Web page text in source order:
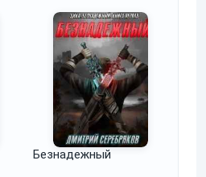
Безнадежный